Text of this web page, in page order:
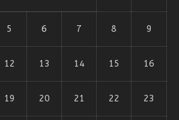
5 6 7 8 9
12 13 14 15 16
19 20 21 22 23